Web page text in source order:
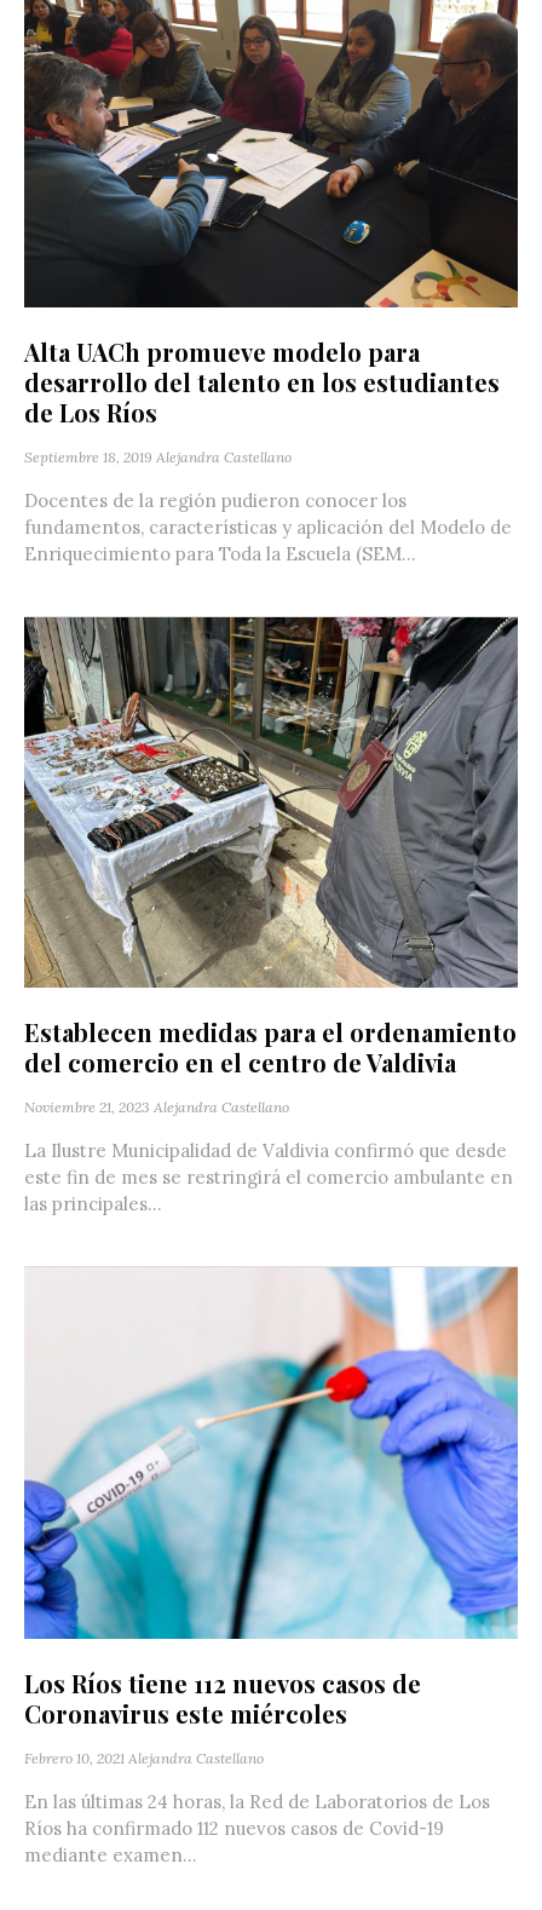
Alta UACh promueve modelo para
desarrollo del talento en los estudiantes
de Los Ríos
Septiembre 18, 2019 Alejandra Castellano
Docentes de la región pudieron conocer los
fundamentos, características y aplicación del Modelo de
Enriquecimiento para Toda la Escuela (SEM...
Establecen medidas para el ordenamiento
del comercio en el centro de Valdivia
Noviembre 21, 2023 Alejandra Castellano
La Ilustre Municipalidad de Valdivia confirmó que desde
este fin de mes se restringirá el comercio ambulante en
las principales...
Los Ríos tiene 112 nuevos casos de
Coronavirus este miércoles
Febrero 10, 2021 Alejandra Castellano
En las últimas 24 horas, la Red de Laboratorios de Los
Ríos ha confirmado 112 nuevos casos de Covid-19
mediante examen...